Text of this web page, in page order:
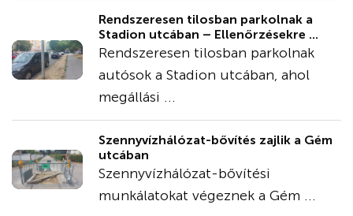
Rendszeresen tilosban parkolnak a
Stadion utcában – Ellenőrzésekre ...
Rendszeresen tilosban parkolnak
autósok a Stadion utcában, ahol
megállási ...
Szennyvízhálózat-bővítés zajlik a Gém
utcában
Szennyvízhálózat-bővítési
munkálatokat végeznek a Gém ...